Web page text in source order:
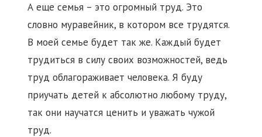
А еще семья – это огромный труд. Это
словно муравейник, в котором все трудятся.
В моей семье будет так же. Каждый будет
трудиться в силу своих возможностей, ведь
труд облагораживает человека. Я буду
приучать детей к абсолютно любому труду,
так они научатся ценить и уважать чужой
труд.